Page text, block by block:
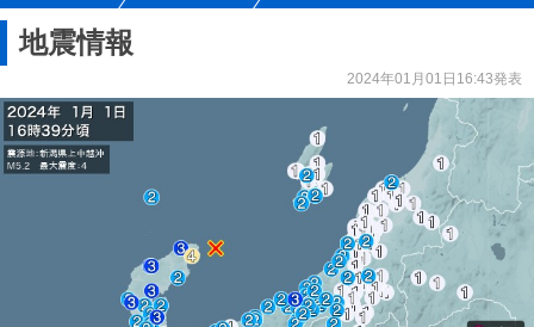
地震情報
2024年01月01日16:43発表